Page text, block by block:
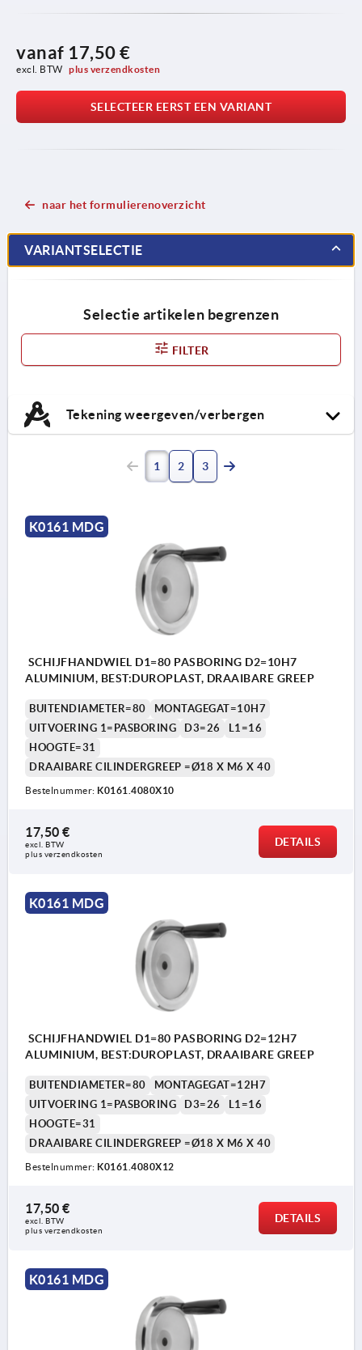
vanaf 17,50 €
excl. BTW plus verzendkosten
SELECTEER EERST EEN VARIANT
naar het formulierenoverzicht
VARIANTSELECTIE
Selectie artikelen begrenzen
FILTER
Tekening weergeven/verbergen
1 2 3
K0161 MDG
SCHIJFHANDWIEL D1=80 PASBORING D2=10H7
ALUMINIUM, BEST:DUROPLAST, DRAAIBARE GREEP
BUITENDIAMETER=80
MONTAGEGAT=10H7
UITVOERING 1=PASBORING
D3=26
L1=16
HOOGTE=31
DRAAIBARE CILINDERGREEP =Ø18 X M6 X 40
Bestelnummer: K0161.4080X10
17,50 €
excl. BTW
plus verzendkosten
DETAILS
K0161 MDG
SCHIJFHANDWIEL D1=80 PASBORING D2=12H7
ALUMINIUM, BEST:DUROPLAST, DRAAIBARE GREEP
BUITENDIAMETER=80
MONTAGEGAT=12H7
UITVOERING 1=PASBORING
D3=26
L1=16
HOOGTE=31
DRAAIBARE CILINDERGREEP =Ø18 X M6 X 40
Bestelnummer: K0161.4080X12
17,50 €
excl. BTW
plus verzendkosten
DETAILS
K0161 MDG